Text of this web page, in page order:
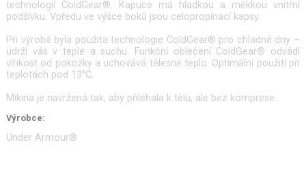
technologií ColdGear®. Kapuce má hladkou a měkkou vnitřní
podšívku. Vpředu ve výšce boků jsou celopropínací kapsy.
Při výrobě byla použita technologie ColdGear® pro chladné dny –
udrží vás v teple a suchu. Funkční oblečení ColdGear® odvádí
vlhkost od pokožky a uchovává tělesné teplo. Optimální použití při
teplotách pod 13°C.
Mikina je navržená tak, aby přiléhala k tělu, ale bez komprese.
Výrobce:
Under Armour®